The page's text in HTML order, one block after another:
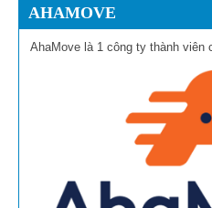
AHAMOVE
AhaMove là 1 công ty thành viên